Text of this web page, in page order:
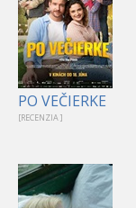
PO VEČIERKE
[RECENZIA ]